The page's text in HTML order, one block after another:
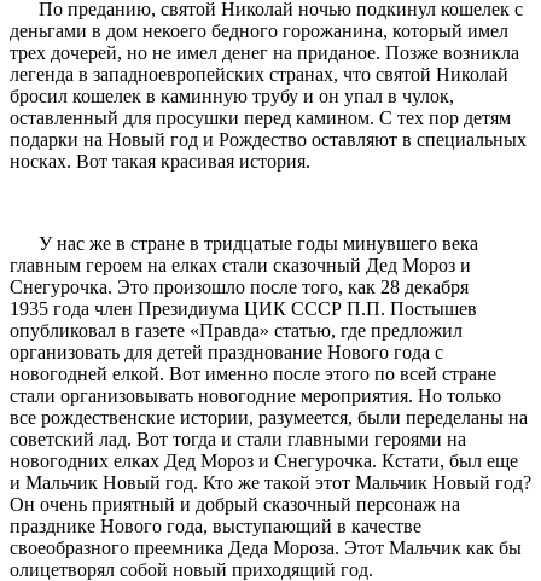
По преданию, святой Николай ночью подкинул кошелек с
деньгами в дом некоего бедного горожанина, который имел
трех дочерей, но не имел денег на приданое. Позже возникла
легенда в западноевропейских странах, что святой Николай
бросил кошелек в каминную трубу и он упал в чулок,
оставленный для просушки перед камином. С тех пор детям
подарки на Новый год и Рождество оставляют в специальных
носках. Вот такая красивая история.
У нас же в стране в тридцатые годы минувшего века
главным героем на елках стали сказочный Дед Мороз и
Снегурочка. Это произошло после того, как 28 декабря
1935 года член Президиума ЦИК СССР П.П. Постышев
опубликовал в газете «Правда» статью, где предложил
организовать для детей празднование Нового года с
новогодней елкой. Вот именно после этого по всей стране
стали организовывать новогодние мероприятия. Но только
все рождественские истории, разумеется, были переделаны на
советский лад. Вот тогда и стали главными героями на
новогодних елках Дед Мороз и Снегурочка. Кстати, был еще
и Мальчик Новый год. Кто же такой этот Мальчик Новый год?
Он очень приятный и добрый сказочный персонаж на
празднике Нового года, выступающий в качестве
своеобразного преемника Деда Мороза. Этот Мальчик как бы
олицетворял собой новый приходящий год.